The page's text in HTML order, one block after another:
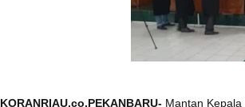
KORANRIAU.co,PEKANBARU- Mantan